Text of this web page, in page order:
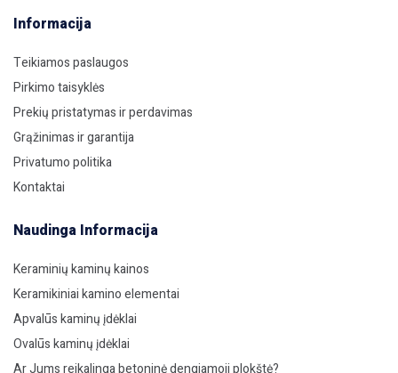
Informacija
Teikiamos paslaugos
Pirkimo taisyklės
Prekių pristatymas ir perdavimas
Grąžinimas ir garantija
Privatumo politika
Kontaktai
Naudinga Informacija
Keraminių kaminų kainos
Keramikiniai kamino elementai
Apvalūs kaminų įdėklai
Ovalūs kaminų įdėklai
Ar Jums reikalinga betoninė dengiamoji plokštė?